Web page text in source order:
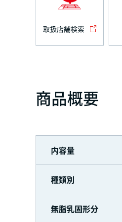
取扱店舗検索
商品概要
内容量
種類別
無脂乳固形分